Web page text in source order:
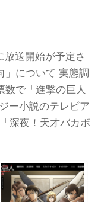
放送開始が予定さ
」について 実態調
数で「進撃の巨人
ー小説のテレビア
深夜！天才バカボ